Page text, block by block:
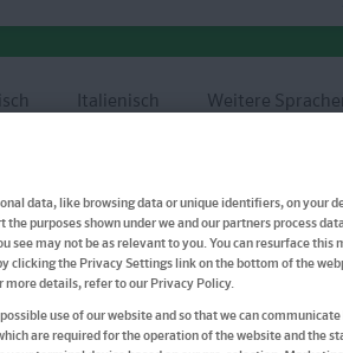
Italienisch Weitere
Mein Übungsbuch
data, like browsing data or unique identifiers, on your
purposes shown under we and our partners process
see may not be as relevant to you. You can resurface this
clicking the Privacy Settings link on the bottom of the
details, refer to our Privacy Policy.
use of our website and so that we can
are required for the operation of the website and the